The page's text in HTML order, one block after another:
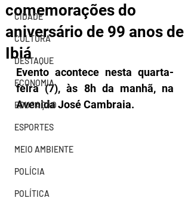
CIDADE
CULTURA
DESTAQUE
ECONOMIA
EDUCAÇÃO
ESPORTES
MEIO AMBIENTE
POLÍCIA
POLÍTICA
comemorações do
aniversário de 99 anos de
Ibiá
Evento acontece nesta quarta-
feira (7), às 8h da manhã, na
Avenida José Cambraia.